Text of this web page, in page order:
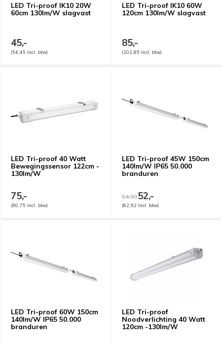
LED Tri-proof IK10 20W
60cm 130lm/W slagvast
45,-
(54,45 Incl. btw)
LED Tri-proof IK10 60W
120cm 130lm/W slagvast
85,-
(102,85 Incl. btw)
LED Tri-proof 40 Watt
Bewegingssensor 122cm -
130lm/W
75,-
(90,75 Incl. btw)
LED Tri-proof 45W 150cm
140lm/W IP65 50.000
branduren
54,9952,-
(62,92 Incl. btw)
LED Tri-proof 60W 150cm
140lm/W IP65 50.000
branduren
LED Tri-proof
Noodverlichting 40 Watt
120cm -130lm/W